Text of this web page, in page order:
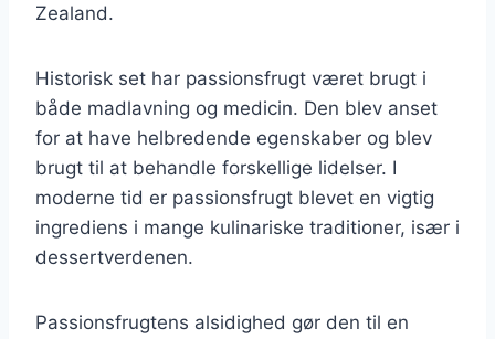
Zealand.
Historisk set har passionsfrugt været brugt i
både madlavning og medicin. Den blev anset
for at have helbredende egenskaber og blev
brugt til at behandle forskellige lidelser. I
moderne tid er passionsfrugt blevet en vigtig
ingrediens i mange kulinariske traditioner, især i
dessertverdenen.
Passionsfrugtens alsidighed gør den til en